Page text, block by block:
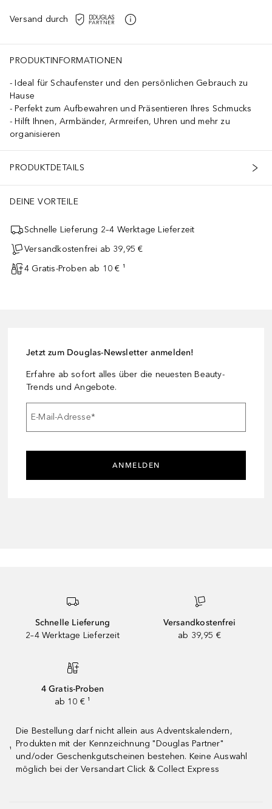
Versand durch
PRODUKTINFORMATIONEN
Ideal für Schaufenster und den persönlichen Gebrauch zu
Hause
Perfekt zum Aufbewahren und Präsentieren Ihres Schmucks
Hilft Ihnen, Armbänder, Armreifen, Uhren und mehr zu
organisieren
PRODUKTDETAILS
DEINE VORTEILE
Schnelle Lieferung 2–4 Werktage Lieferzeit
Versandkostenfrei ab 39,95 €
4 Gratis-Proben ab 10 € ¹
Jetzt zum Douglas-Newsletter anmelden!
Erfahre ab sofort alles über die neuesten Beauty-
Trends und Angebote.
E-Mail-Adresse*
ANMELDEN
Schnelle Lieferung
2–4 Werktage Lieferzeit
Versandkostenfrei
ab 39,95 €
4 Gratis-Proben
ab 10 € ¹
¹
Die Bestellung darf nicht allein aus Adventskalendern,
Produkten mit der Kennzeichnung "Douglas Partner"
und/oder Geschenkgutscheinen bestehen. Keine Auswahl
möglich bei der Versandart Click & Collect Express